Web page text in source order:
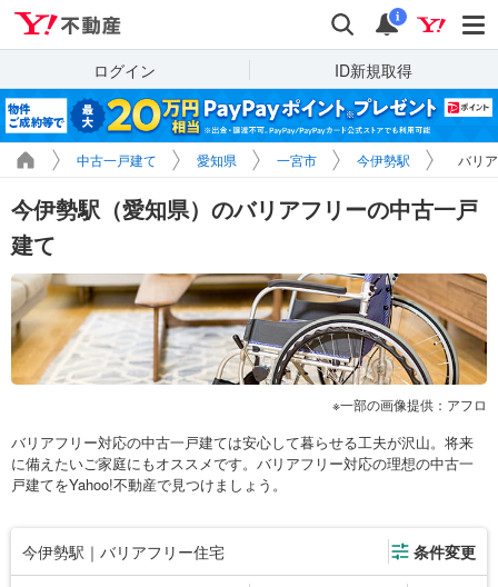
検索 通知
i
ログイン ID新規取得
中古一戸建て 愛知県 一宮市 今伊勢駅 バリ
今伊勢駅（愛知県）のバリアフリーの中古一戸
建て
一部の画像提供：アフロ
バリアフリー対応の中古一戸建ては安心して暮らせる工夫が沢山。将来
に備えたいご家庭にもオススメです。バリアフリー対応の理想の中古一
戸建てをYahoo!不動産で見つけましょう。
今伊勢駅｜バリアフリー住宅 条件変更